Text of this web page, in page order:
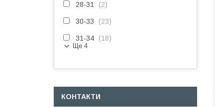
28-31 2
30-33 23
31-34 18
Ще 4
КОНТАКТИ